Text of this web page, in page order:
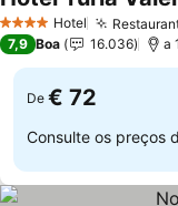
4 EstrelasHotel
7,9 Boa 16.036 a
De € 72
Consulte os preços